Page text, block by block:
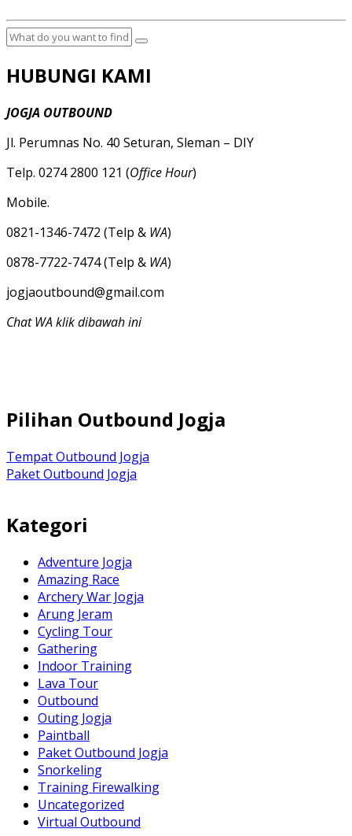
HUBUNGI KAMI
JOGJA OUTBOUND
Jl. Perumnas No. 40 Seturan, Sleman – DIY
Telp. 0274 2800 121 (Office Hour)
Mobile.
0821-1346-7472 (Telp & WA)
0878-7722-7474 (Telp & WA)
jogjaoutbound@gmail.com
Chat WA klik dibawah ini
Pilihan Outbound Jogja
Tempat Outbound Jogja
Paket Outbound Jogja
Kategori
Adventure Jogja
Amazing Race
Archery War Jogja
Arung Jeram
Cycling Tour
Gathering
Indoor Training
Lava Tour
Outbound
Outing Jogja
Paintball
Paket Outbound Jogja
Snorkeling
Training Firewalking
Uncategorized
Virtual Outbound